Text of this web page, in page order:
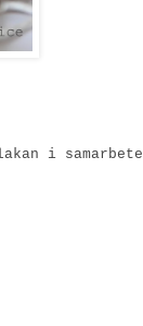
i samarbete